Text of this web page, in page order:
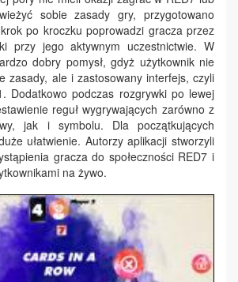
sobie zasady gry, przygotowano
po kroczku poprowadzi gracza przez
przy jego aktywnym uczestnictwie. W
dobry pomysł, gdyż użytkownik nie
zasady, ale i zastosowany interfejs, czyli
Dodatkowo podczas rozgrywki po lewej
reguł wygrywających zarówno z
jak i symbolu. Dla początkujących
ułatwienie. Autorzy aplikacji stworzyli
gracza do społeczności RED7 i
na żywo.